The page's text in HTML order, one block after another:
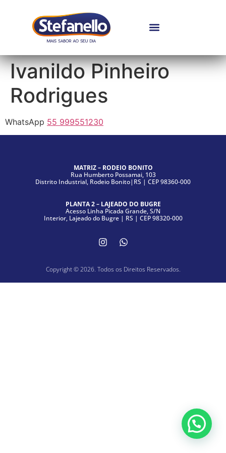
Ivanildo Pinheiro
Rodrigues
WhatsApp 55 999551230
MATRIZ – RODEIO BONITO
Rua Humberto Possamai, 103
Distrito Industrial, Rodeio Bonito|RS | CEP 98360-000
PLANTA 2 – LAJEADO DO BUGRE
Acesso Linha Picada Grande, S/N
Interior, Lajeado do Bugre | RS | CEP 98320-000
Copyright © 2026. Todos os Direitos Reservados.